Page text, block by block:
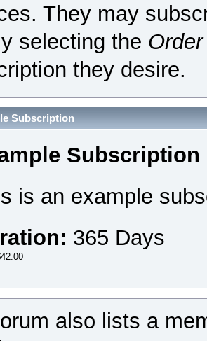
They may
selecting the Order
they desire.
Subscription
Subscription
is an example
365 Days
also lists a